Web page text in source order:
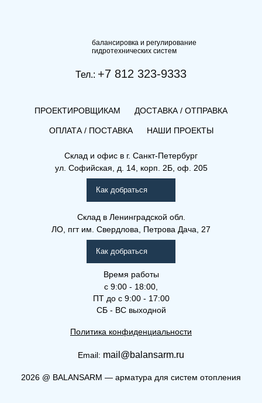
балансировка и регулирование
гидротехнических систем
Тел.: +7 812 323-9333
ПРОЕКТИРОВЩИКАМ ДОСТАВКА / ОТПРАВКА
ОПЛАТА / ПОСТАВКА НАШИ ПРОЕКТЫ
Склад и офис в г. Санкт-Петербург
ул. Софийская, д. 14, корп. 2Б, оф. 205
Как добраться
Склад в Ленинградской обл.
ЛО, пгт им. Свердлова, Петрова Дача, 27
Как добраться
Время работы
с 9:00 - 18:00,
ПТ до с 9:00 - 17:00
СБ - ВС выходной
Политика конфиденциальности
Email: mail@balansarm.ru
2026 @ BALANSARM — арматура для систем отопления